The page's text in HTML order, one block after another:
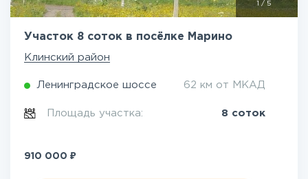
/ 5
Участок 8 соток в посёлке Марино
Клинский район
Ленинградское шоссе 62 км от МКАД
Площадь участка: 8 соток
910 000 ₽